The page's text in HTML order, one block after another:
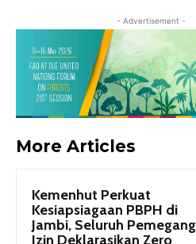
- Advertisement -
More Articles
Kemenhut Perkuat
Kesiapsiagaan PBPH di
Jambi, Seluruh Pemegang
Izin Deklarasikan Zero